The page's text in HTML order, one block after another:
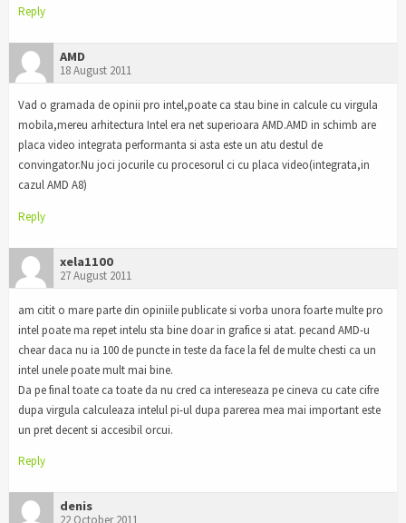
Reply
AMD
18 August 2011
Vad o gramada de opinii pro intel,poate ca stau bine in calcule cu virgula
mobila,mereu arhitectura Intel era net superioara AMD.AMD in schimb are
placa video integrata performanta si asta este un atu destul de
convingator.Nu joci jocurile cu procesorul ci cu placa video(integrata,in
cazul AMD A8)
Reply
xela1100
27 August 2011
am citit o mare parte din opiniile publicate si vorba unora foarte multe pro
intel poate ma repet intelu sta bine doar in grafice si atat. pecand AMD-u
chear daca nu ia 100 de puncte in teste da face la fel de multe chesti ca un
intel unele poate mult mai bine.
Da pe final toate ca toate da nu cred ca intereseaza pe cineva cu cate cifre
dupa virgula calculeaza intelul pi-ul dupa parerea mea mai important este
un pret decent si accesibil orcui.
Reply
denis